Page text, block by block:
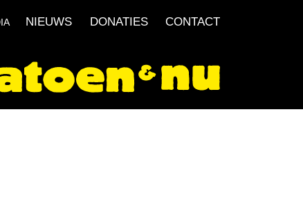
NIEUWS DONATIES CONTACT